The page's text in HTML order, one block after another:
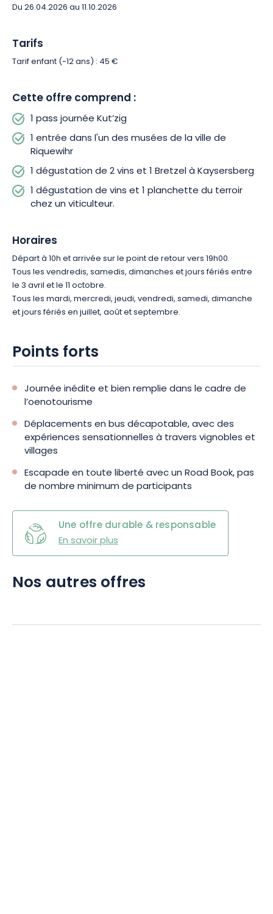
midi, une dégustation de Crémant d’Alsace et de 3 vins,
fromages du terroir, bouclera délicieusement cette belle
journée.
Du 26.04.2026 au 11.10.2026
Tarifs
Tarif enfant (-12 ans) : 45 €
Cette offre comprend :
1 pass journée Kut’zig
1 entrée dans l'un des musées de la ville de
Riquewihr
1 dégustation de 2 vins et 1 Bretzel à Kaysersberg
1 dégustation de vins et 1 planchette du terroir
chez un viticulteur.
Horaires
Départ à 10h et arrivée sur le point de retour vers 19h00.
Tous les vendredis, samedis, dimanches et jours fériés entre
le 3 avril et le 11 octobre.
Tous les mardi, mercredi, jeudi, vendredi, samedi, dimanche
et jours fériés en juillet, août et septembre.
Points forts
Journée inédite et bien remplie dans le cadre de
l’oenotourisme
Déplacements en bus décapotable, avec des
expériences sensationnelles à travers vignobles et
villages
Escapade en toute liberté avec un Road Book, pas
de nombre minimum de participants
Une offre durable & responsable
En savoir plus
Nos autres offres